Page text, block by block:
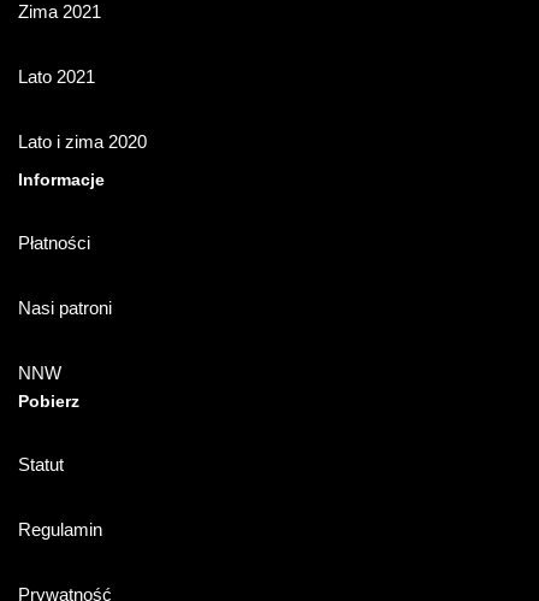
Zima 2021
Lato 2021
Lato i zima 2020
Informacje
Płatności
Nasi patroni
NNW
Pobierz
Statut
Regulamin
Prywatność